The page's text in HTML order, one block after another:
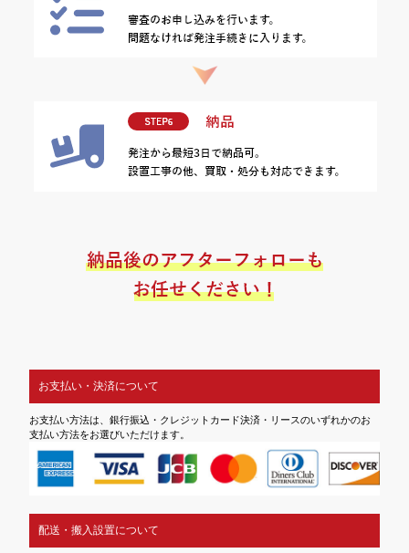
お支払い・決済について
お支払い方法は、銀行振込・クレジットカード決済・リースのいずれかのお
支払い方法をお選びいただけます。
配送・搬入設置について